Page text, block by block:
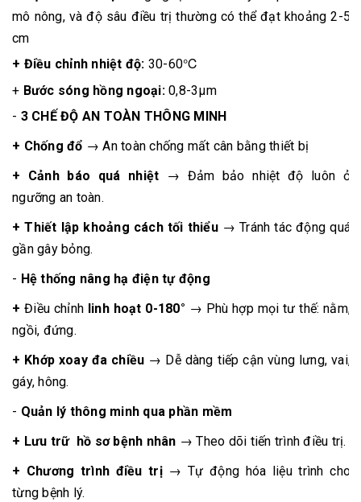
mô nông, và độ sâu điều trị thường có thể đạt khoảng 2-5
cm
+ Điều chỉnh nhiệt độ: 30-60℃
+ Bước sóng hồng ngoại: 0,8-3μm
- 3 CHẾ ĐỘ AN TOÀN THÔNG MINH
+ Chống đổ → An toàn chống mất cân bằng thiết bị
+ Cảnh báo quá nhiệt → Đảm bảo nhiệt độ luôn ở
ngưỡng an toàn.
+ Thiết lập khoảng cách tối thiểu→ Tránh tác động quá
gần gây bỏng.
- Hệ thống nâng hạ điện tự động
+ Điều chỉnh linh hoạt 0-180° → Phù hợp mọi tư thế: nằm,
ngồi, đứng.
+ Khớp xoay đa chiều → Dễ dàng tiếp cận vùng lưng, vai,
gáy, hông.
- Quản lý thông minh qua phần mềm
+ Lưu trữ hồ sơ bệnh nhân → Theo dõi tiến trình điều trị.
+ Chương trình điều trị → Tự động hóa liệu trình cho
từng bệnh lý.